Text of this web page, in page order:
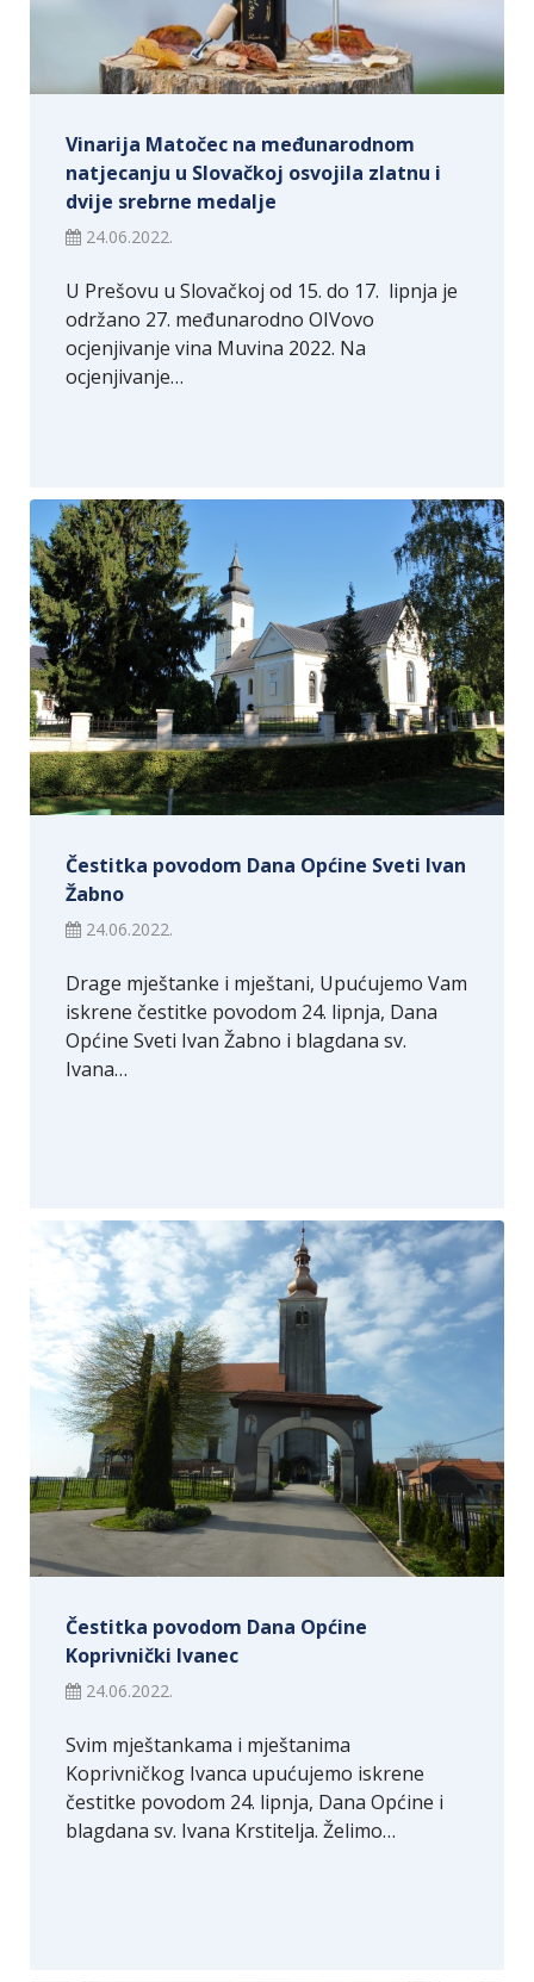
Vinarija Matočec na međunarodnom
natjecanju u Slovačkoj osvojila zlatnu i
dvije srebrne medalje
24.06.2022.
U Prešovu u Slovačkoj od 15. do 17. lipnja je
održano 27. međunarodno OIVovo
ocjenjivanje vina Muvina 2022. Na
ocjenjivanje…
Čestitka povodom Dana Općine Sveti Ivan
Žabno
24.06.2022.
Drage mještanke i mještani, Upućujemo Vam
iskrene čestitke povodom 24. lipnja, Dana
Općine Sveti Ivan Žabno i blagdana sv.
Ivana…
Čestitka povodom Dana Općine
Koprivnički Ivanec
24.06.2022.
Svim mještankama i mještanima
Koprivničkog Ivanca upućujemo iskrene
čestitke povodom 24. lipnja, Dana Općine i
blagdana sv. Ivana Krstitelja. Želimo…